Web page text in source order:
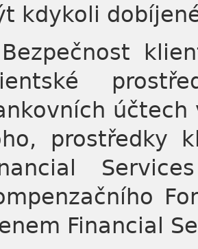
kdykoli
prostředky
Financial